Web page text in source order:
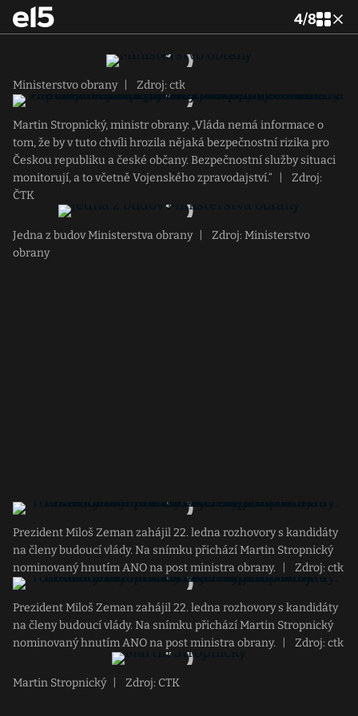
4/8
Ministerstvo obrany Zdroj: ctk
Martin Stropnický, ministr obrany: „Vláda nemá informace o
tom, že by v tuto chvíli hrozila nějaká bezpečnostní rizika pro
Českou republiku a české občany. Bezpečnostní služby situaci
monitorují, a to včetně Vojenského zpravodajství.“
Zdroj:
ČTK
Jedna z budov Ministerstva obrany
Zdroj: Ministerstvo
obrany
Prezident Miloš Zeman zahájil 22. ledna rozhovory s kandidáty
na členy budoucí vlády. Na snímku přichází Martin Stropnický
nominovaný hnutím ANO na post ministra obrany.
Zdroj: ctk
Prezident Miloš Zeman zahájil 22. ledna rozhovory s kandidáty
na členy budoucí vlády. Na snímku přichází Martin Stropnický
nominovaný hnutím ANO na post ministra obrany.
Zdroj: ctk
Martin Stropnický Zdroj: CTK